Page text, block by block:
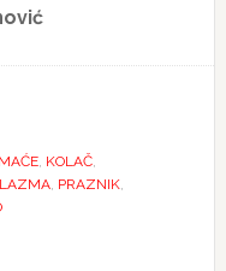
, KOLAČ,
, PRAZNIK,